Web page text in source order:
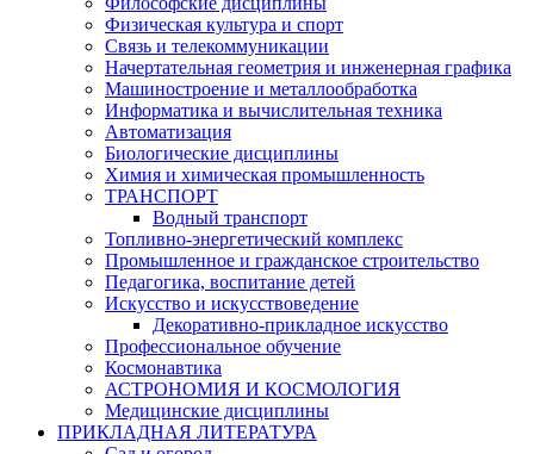
Физическая культура и спорт
Связь и телекоммуникации
Начертательная геометрия и инженерная графика
Машиностроение и металлообработка
Информатика и вычислительная техника
Автоматизация
Биологические дисциплины
Химия и химическая промышленность
ТРАНСПОРТ
Водный транспорт
Топливно-энергетический комплекс
Промышленное и гражданское строительство
Педагогика, воспитание детей
Искусство и искусствоведение
Декоративно-прикладное искусство
Профессиональное обучение
Космонавтика
АСТРОНОМИЯ И КОСМОЛОГИЯ
Медицинские дисциплины
ПРИКЛАДНАЯ ЛИТЕРАТУРА